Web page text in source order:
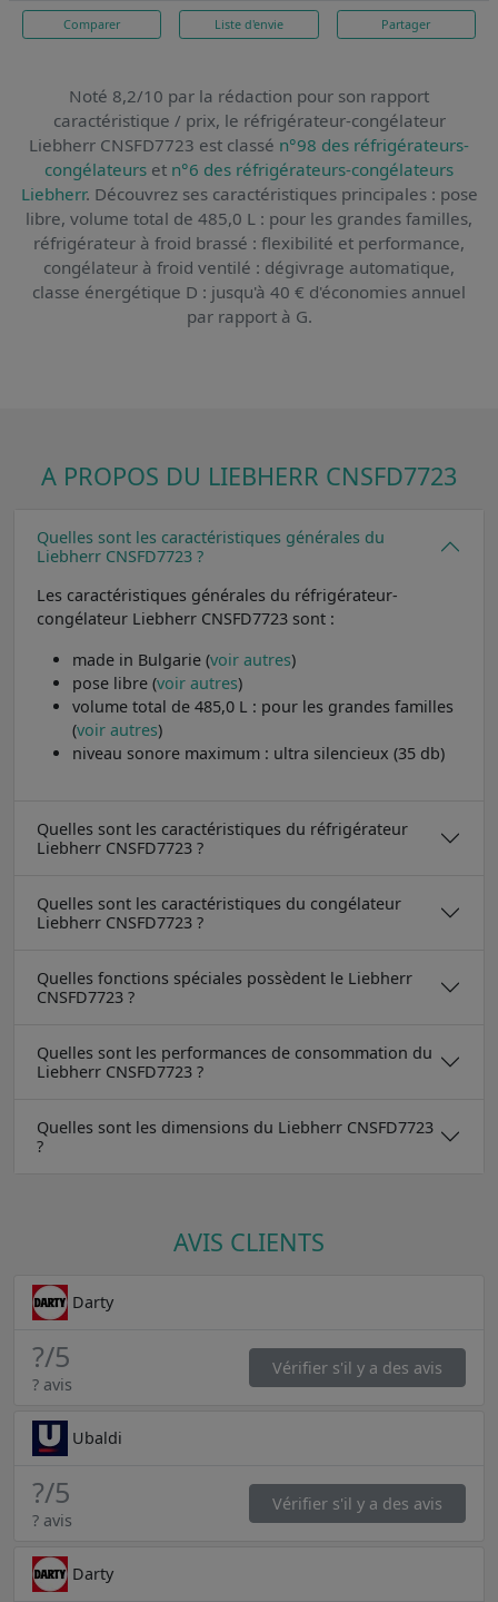
Comparer Liste d'envie Partager
Noté 8,2/10 par la rédaction pour son rapport
caractéristique / prix, le réfrigérateur-congélateur
Liebherr CNSFD7723 est classé n°98 des réfrigérateurs-
congélateurs et n°6 des réfrigérateurs-congélateurs
Liebherr. Découvrez ses caractéristiques principales : pose
libre, volume total de 485,0 L : pour les grandes familles,
réfrigérateur à froid brassé : flexibilité et performance,
congélateur à froid ventilé : dégivrage automatique,
classe énergétique D : jusqu'à 40 € d'économies annuel
par rapport à G.
A PROPOS DU LIEBHERR CNSFD7723
Quelles sont les caractéristiques générales du
Liebherr CNSFD7723 ?
Les caractéristiques générales du réfrigérateur-
congélateur Liebherr CNSFD7723 sont :
made in Bulgarie (voir autres)
pose libre (voir autres)
volume total de 485,0 L : pour les grandes familles
(voir autres)
niveau sonore maximum : ultra silencieux (35 db)
Quelles sont les caractéristiques du réfrigérateur
Liebherr CNSFD7723 ?
Quelles sont les caractéristiques du congélateur
Liebherr CNSFD7723 ?
Quelles fonctions spéciales possèdent le Liebherr
CNSFD7723 ?
Quelles sont les performances de consommation du
Liebherr CNSFD7723 ?
Quelles sont les dimensions du Liebherr CNSFD7723
?
AVIS CLIENTS
Darty
?/5
? avis
Vérifier s'il y a des avis
Ubaldi
?/5
? avis
Vérifier s'il y a des avis
Darty